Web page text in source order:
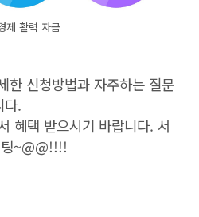
제 활력 자금
한 신청방법과 자주하는 질문
다.
혜택 받으시기 바랍니다. 서
~@@!!!!